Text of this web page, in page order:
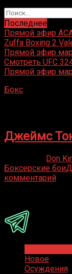
Найти:
Последнее
Прямой эфир
Zuffa Boxing 2
Прямой эфир
Смотреть UFC
Прямой эфир
Бокс
Джеймс
Don
Боксерские бои
комментарий
Новое
Осуждения